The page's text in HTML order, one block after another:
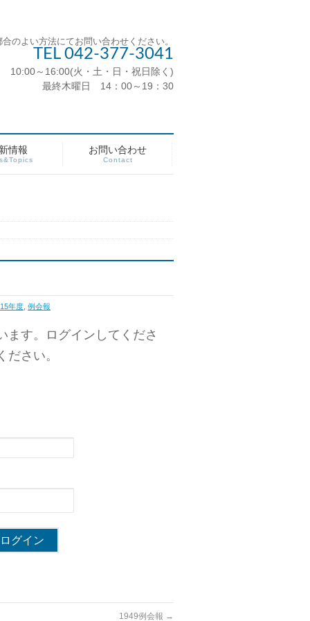
合のよい方法にてお問い合わせください。
TEL 042-377-3041
10:00～16:00(火・土・日・祝日除く)
最終木曜日 14：00～19：30
情報 お問い合わせ
Contact
年度 例会報
ます。ログインしてくださ
さい。
1949例会報 →